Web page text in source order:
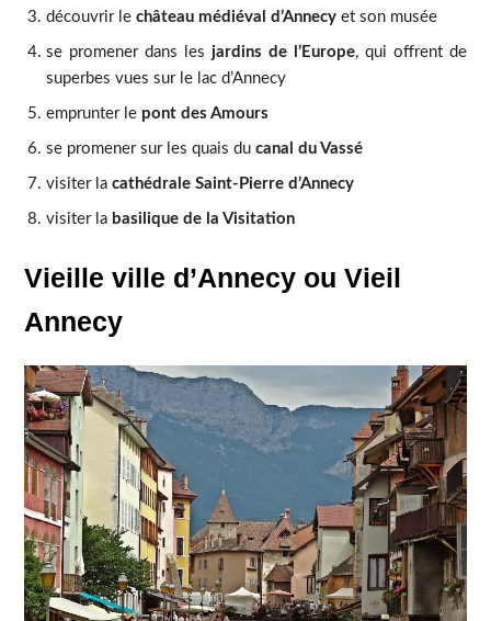
découvrir le château médiéval d’Annecyet son musée
se promener dans les jardins de l’Europe, qui offrent de
superbes vues sur le lac d’Annecy
emprunter le pont des Amours
se promener sur les quais du canal du Vassé
visiter la cathédrale Saint-Pierre d’Annecy
visiter la basilique de la Visitation
Vieille ville d’Annecy ou Vieil
Annecy